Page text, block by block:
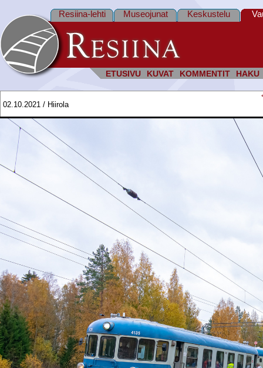
ETUSIVU KUVAT KOMMENTIT HAKU
Resiina-lehti Museojunat Keskustelu
02.10.2021 / Hiirola